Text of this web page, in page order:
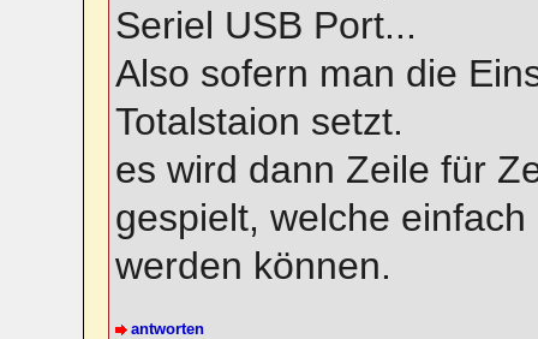
Seriel USB Port...
Also sofern man die
Totalstaion setzt.
es wird dann Zeile für
gespielt, welche
werden können.
antworten